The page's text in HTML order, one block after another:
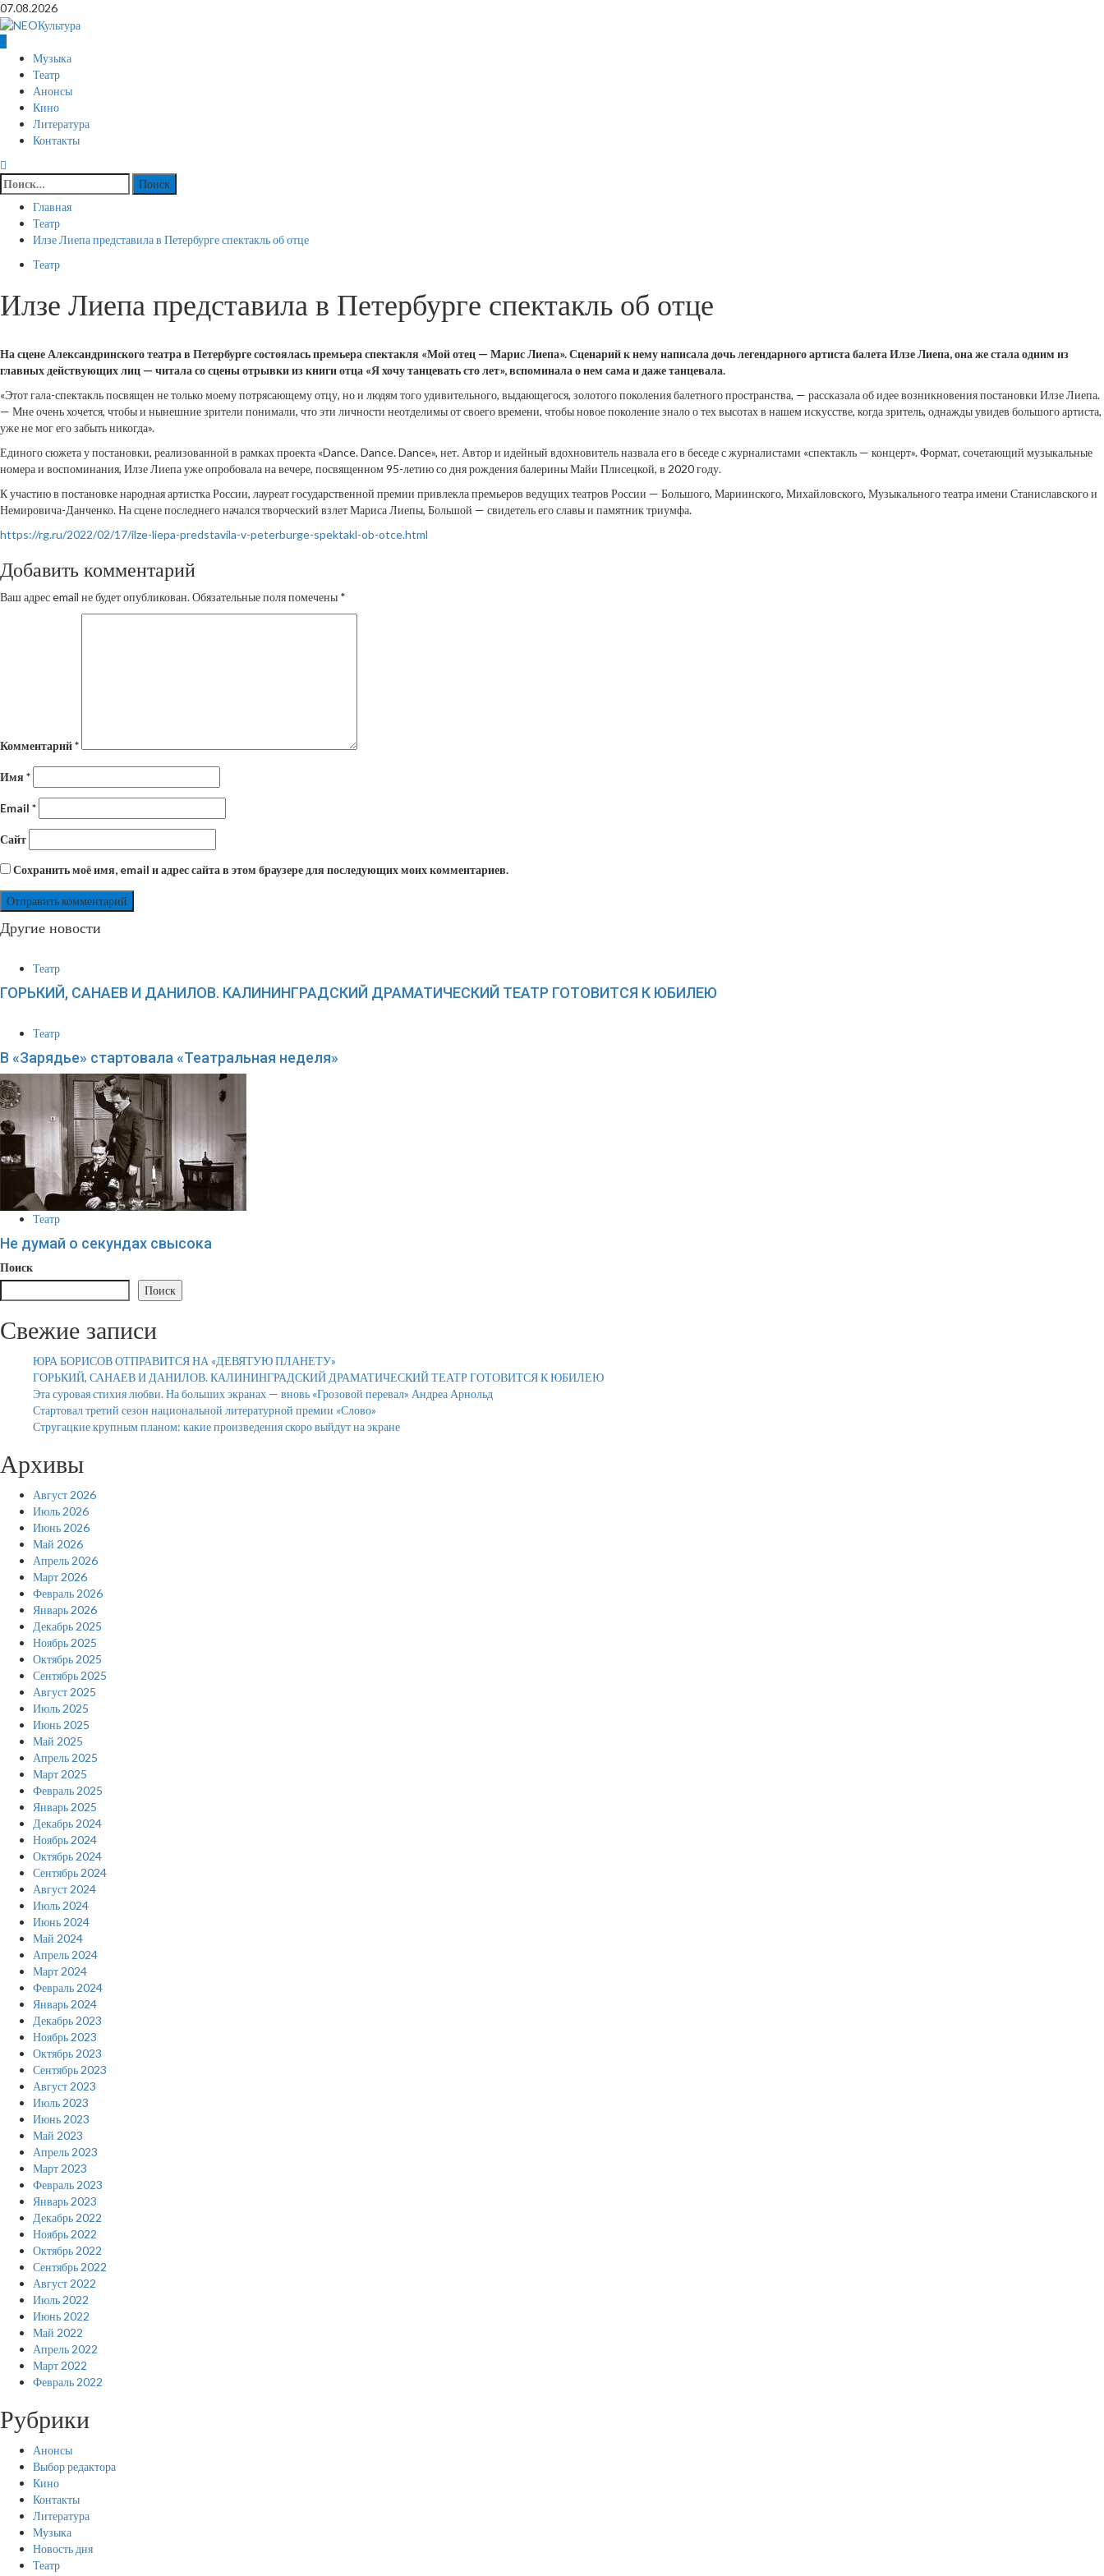
Перейти
к
содержимому
07.08.2026
Основное
меню
Музыка
Театр
Анонсы
Кино
Литература
Контакты
Найти:
Главная
Театр
Илзе Лиепа представила в Петербурге спектакль об отце
Театр
Илзе Лиепа представила в Петербурге спектакль об отце
На сцене Александринского театра в Петербурге состоялась премьера спектакля «Мой отец — Марис Лиепа». Сценарий к нему написала дочь легендарного артиста балета Илзе Лиепа, она же стала одним из
главных действующих лиц — читала со сцены отрывки из книги отца «Я хочу танцевать сто лет», вспоминала о нем сама и даже танцевала.
«Этот гала-спектакль посвящен не только моему потрясающему отцу, но и людям того удивительного, выдающегося, золотого поколения балетного пространства, — рассказала об идее возникновения постановки Илзе Лиепа.
— Мне очень хочется, чтобы и нынешние зрители понимали, что эти личности неотделимы от своего времени, чтобы новое поколение знало о тех высотах в нашем искусстве, когда зритель, однажды увидев большого артиста,
уже не мог его забыть никогда».
Единого сюжета у постановки, реализованной в рамках проекта «Dance. Dance. Dance», нет. Автор и идейный вдохновитель назвала его в беседе с журналистами «спектакль — концерт». Формат, сочетающий музыкальные
номера и воспоминания, Илзе Лиепа уже опробовала на вечере, посвященном 95-летию со дня рождения балерины Майи Плисецкой, в 2020 году.
К участию в постановке народная артистка России, лауреат государственной премии привлекла премьеров ведущих театров России — Большого, Мариинского, Михайловского, Музыкального театра имени Станиславского и
Немировича-Данченко. На сцене последнего начался творческий взлет Мариса Лиепы, Большой — свидетель его славы и памятник триумфа.
https://rg.ru/2022/02/17/ilze-liepa-predstavila-v-peterburge-spektakl-ob-otce.html
Добавить комментарий
Ваш адрес email не будет опубликован.Обязательные поля помечены *
Комментарий*
Имя *
Email *
Сайт
Сохранить моё имя, email и адрес сайта в этом браузере для последующих моих комментариев.
Другие новости
Театр
ГОРЬКИЙ, САНАЕВ И ДАНИЛОВ. КАЛИНИНГРАДСКИЙ ДРАМАТИЧЕСКИЙ ТЕАТР ГОТОВИТСЯ К ЮБИЛЕЮ
Театр
В «Зарядье» стартовала «Театральная неделя»
Театр
Не думай о секундах свысока
Поиск
Поиск
Свежие записи
ЮРА БОРИСОВ ОТПРАВИТСЯ НА «ДЕВЯТУЮ ПЛАНЕТУ»
ГОРЬКИЙ, САНАЕВ И ДАНИЛОВ. КАЛИНИНГРАДСКИЙ ДРАМАТИЧЕСКИЙ ТЕАТР ГОТОВИТСЯ К ЮБИЛЕЮ
Эта суровая стихия любви. На больших экранах — вновь «Грозовой перевал» Андреа Арнольд
Стартовал третий сезон национальной литературной премии «Слово»
Стругацкие крупным планом: какие произведения скоро выйдут на экране
Архивы
Август 2026
Июль 2026
Июнь 2026
Май 2026
Апрель 2026
Март 2026
Февраль 2026
Январь 2026
Декабрь 2025
Ноябрь 2025
Октябрь 2025
Сентябрь 2025
Август 2025
Июль 2025
Июнь 2025
Май 2025
Апрель 2025
Март 2025
Февраль 2025
Январь 2025
Декабрь 2024
Ноябрь 2024
Октябрь 2024
Сентябрь 2024
Август 2024
Июль 2024
Июнь 2024
Май 2024
Апрель 2024
Март 2024
Февраль 2024
Январь 2024
Декабрь 2023
Ноябрь 2023
Октябрь 2023
Сентябрь 2023
Август 2023
Июль 2023
Июнь 2023
Май 2023
Апрель 2023
Март 2023
Февраль 2023
Январь 2023
Декабрь 2022
Ноябрь 2022
Октябрь 2022
Сентябрь 2022
Август 2022
Июль 2022
Июнь 2022
Май 2022
Апрель 2022
Март 2022
Февраль 2022
Рубрики
Анонсы
Выбор редактора
Кино
Контакты
Литература
Музыка
Новость дня
Театр